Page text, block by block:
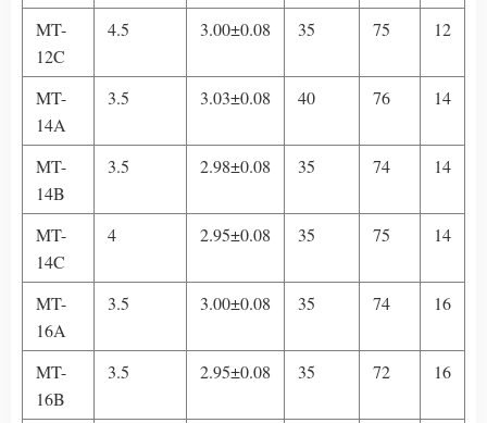
MT-
12C
4.5 3.00±0.08 35 75 12
MT-
14A
3.5 3.03±0.08 40 76 14
MT-
14B
3.5 2.98±0.08 35 74 14
MT-
14C
4 2.95±0.08 35 75 14
MT-
16A
3.5 3.00±0.08 35 74 16
MT-
16B
3.5 2.95±0.08 35 72 16